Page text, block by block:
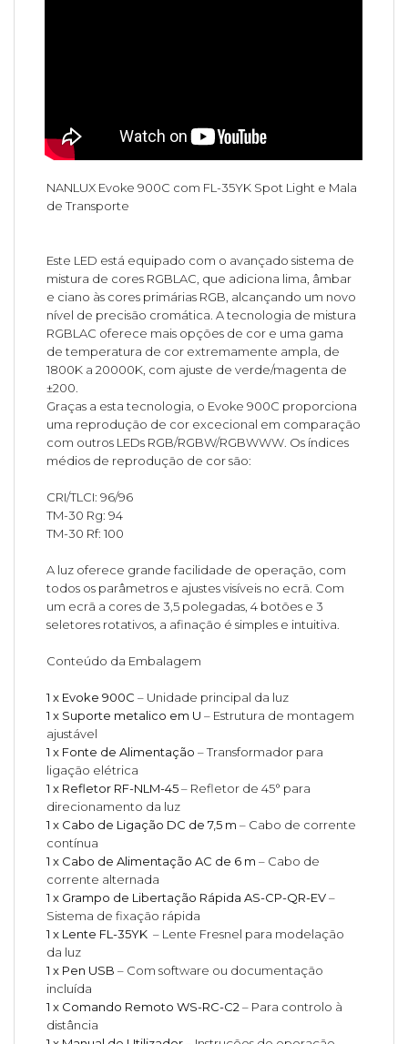
NANLUX Evoke 900C com FL-35YK Spot Light e Mala
de Transporte
Este LED está equipado com o avançado sistema de
mistura de cores RGBLAC, que adiciona lima, âmbar
e ciano às cores primárias RGB, alcançando um novo
nível de precisão cromática. A tecnologia de mistura
RGBLAC oferece mais opções de cor e uma gama
de temperatura de cor extremamente ampla, de
1800K a 20000K, com ajuste de verde/magenta de
±200.
Graças a esta tecnologia, o Evoke 900C proporciona
uma reprodução de cor excecional em comparação
com outros LEDs RGB/RGBW/RGBWWW. Os índices
médios de reprodução de cor são:
CRI/TLCI: 96/96
TM-30 Rg: 94
TM-30 Rf: 100
A luz oferece grande facilidade de operação, com
todos os parâmetros e ajustes visíveis no ecrã. Com
um ecrã a cores de 3,5 polegadas, 4 botões e 3
seletores rotativos, a afinação é simples e intuitiva.
Conteúdo da Embalagem
1 x Evoke 900C – Unidade principal da luz
1 x Suporte metalico em U – Estrutura de montagem
ajustável
1 x Fonte de Alimentação – Transformador para
ligação elétrica
1 x Refletor RF-NLM-45– Refletor de 45° para
direcionamento da luz
1 x Cabo de Ligação DC de 7,5 m – Cabo de corrente
contínua
1 x Cabo de Alimentação AC de 6 m – Cabo de
corrente alternada
1 x Grampo de Libertação Rápida AS-CP-QR-EV–
Sistema de fixação rápida
1 x Lente FL-35YK – Lente Fresnel para modelação
da luz
1 x Pen USB – Com software ou documentação
incluída
1 x Comando Remoto WS-RC-C2– Para controlo à
distância